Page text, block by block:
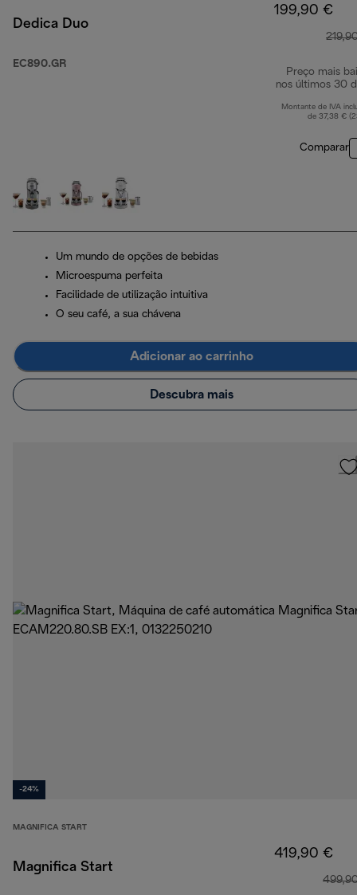
Dedica Duo
EC890.GR
199,90 €
Preço mais
nos últimos 30
Montante de IVA
de 37,38 €
Comparar
Um mundo de opções de bebidas
Microespuma perfeita
Facilidade de utilização intuitiva
O seu café, a sua chávena
Adicionar ao carrinho
Descubra mais
-24%
MAGNIFICA START
Magnifica Start
419,90 €